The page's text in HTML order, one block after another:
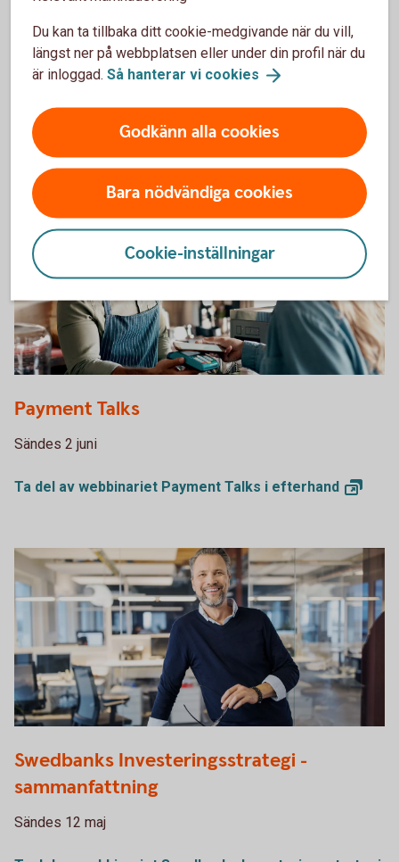
Oakleaves 0544
Ekonomiska läget - vecka 25
Ta del av webbinariet Ekonomiska läget i
Payment Talks
Sändes 2 juni
Ta del av webbinariet Payment Talks i efterhand
Swedbanks Investeringsstrategi -
sammanfattning
Sändes 12 maj
Du kan ta tillbaka ditt cookie-medgivande när du vill,
längst ner på webbplatsen eller under din profil när du
är inloggad. Så hanterar vi cookies
Godkänn alla cookies
Bara nödvändiga cookies
Cookie-inställningar